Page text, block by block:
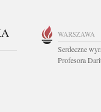
WARSZAWA
Serdeczne
Profesora